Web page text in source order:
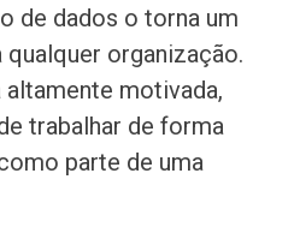
de dados o torna um
organização.
altamente motivada,
trabalhar de forma
parte de uma